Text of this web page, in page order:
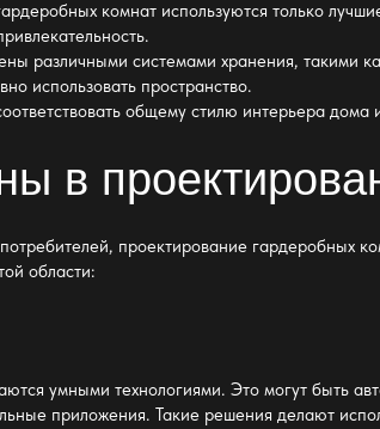
комнат используются только
различными системами хранения, такими
использовать пространство.
общему стилю интерьера дома
в
проектирование гардеробных
области:
умными технологиями. Это могут быть
приложения. Такие решения делают